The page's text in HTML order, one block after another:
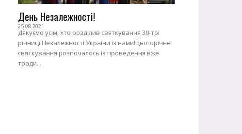
День Незалежності!
25.08.2021
Дякуємо усім, хто розділив святкування 30-тої
річниці Незалежності України із нами!Цьогорічне
святкування розпочалось із проведення вже
тради...